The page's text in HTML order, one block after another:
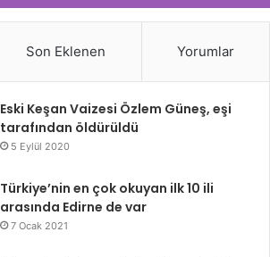
Son Eklenen Yorumlar
Eski Keşan Vaizesi Özlem Güneş, eşi
tarafından öldürüldü
5 Eylül 2020
Türkiye’nin en çok okuyan ilk 10 ili
arasında Edirne de var
7 Ocak 2021